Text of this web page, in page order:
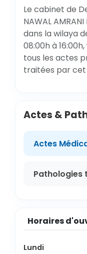
Le cabinet de
NAWAL
dans la wilaya
08:00h à
tous les actes
traitées par
Actes &
Actes
Pathologies
Horaires
Lundi